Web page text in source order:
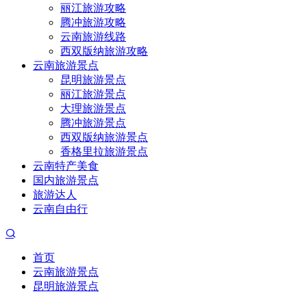
丽江旅游攻略
腾冲旅游攻略
云南旅游线路
西双版纳旅游攻略
云南旅游景点
昆明旅游景点
丽江旅游景点
大理旅游景点
腾冲旅游景点
西双版纳旅游景点
香格里拉旅游景点
云南特产美食
国内旅游景点
旅游达人
云南自由行
首页
云南旅游景点
昆明旅游景点